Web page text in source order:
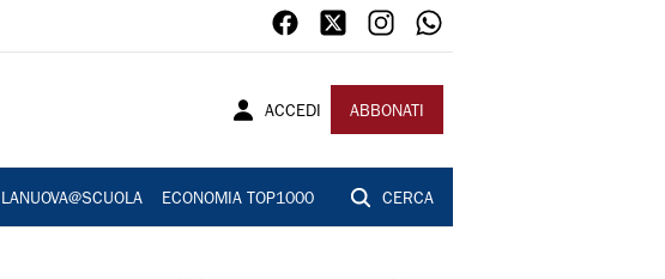
ACCEDI ABBONATI
LANUOVA@SCUOLA ECONOMIA TOP1000 CERCA